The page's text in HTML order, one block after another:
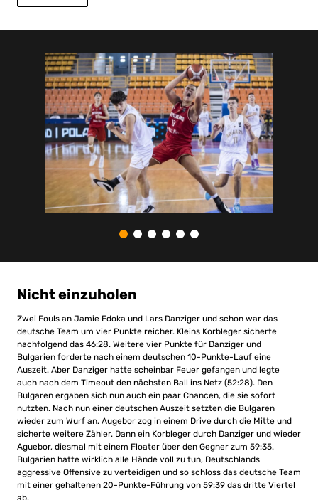
Nicht einzuholen
Zwei Fouls an Jamie Edoka und Lars Danziger und schon war das
deutsche Team um vier Punkte reicher. Kleins Korbleger sicherte
nachfolgend das 46:28. Weitere vier Punkte für Danziger und
Bulgarien forderte nach einem deutschen 10-Punkte-Lauf eine
Auszeit. Aber Danziger hatte scheinbar Feuer gefangen und legte
auch nach dem Timeout den nächsten Ball ins Netz (52:28). Den
Bulgaren ergaben sich nun auch ein paar Chancen, die sie sofort
nutzten. Nach nun einer deutschen Auszeit setzten die Bulgaren
wieder zum Wurf an. Augebor zog in einem Drive durch die Mitte und
sicherte weitere Zähler. Dann ein Korbleger durch Danziger und wieder
Aguebor, diesmal mit einem Floater über den Gegner zum 59:35.
Bulgarien hatte wirklich alle Hände voll zu tun, Deutschlands
aggressive Offensive zu verteidigen und so schloss das deutsche Team
mit einer gehaltenen 20-Punkte-Führung von 59:39 das dritte Viertel
ab.